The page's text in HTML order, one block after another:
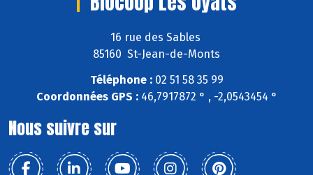
16 rue des Sables
85160 St-Jean-de-Monts
Téléphone :02 51 58 35 99
Coordonnées GPS :46,7917872 ° , -2,0543454 °
Nous suivre sur